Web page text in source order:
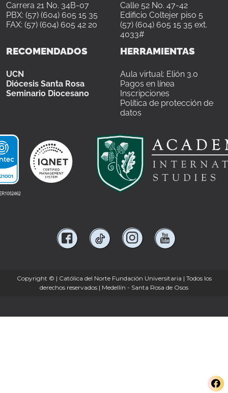
Carrera 21 No. 34B-07
PBX: (57) (604) 605 15 35
FAX: (57) (604) 605 42 20
Calle 52 No. 47-42
Edificio Coltejer piso 5
(57) (604) 605 15 35 ext.
4033#
RECOMENDADOS
UCN
Diócesis Santa Rosa
Seminario Diocesano
HERRAMIENTAS
Aula virtual: Elión 3.0
Pagos en línea
Inscripciones
Política de protección de
datos
Copyright © | Católica del Norte Fundación Universitaria | Todos los
derechos reservados | Medellín - Santa Rosa de Osos